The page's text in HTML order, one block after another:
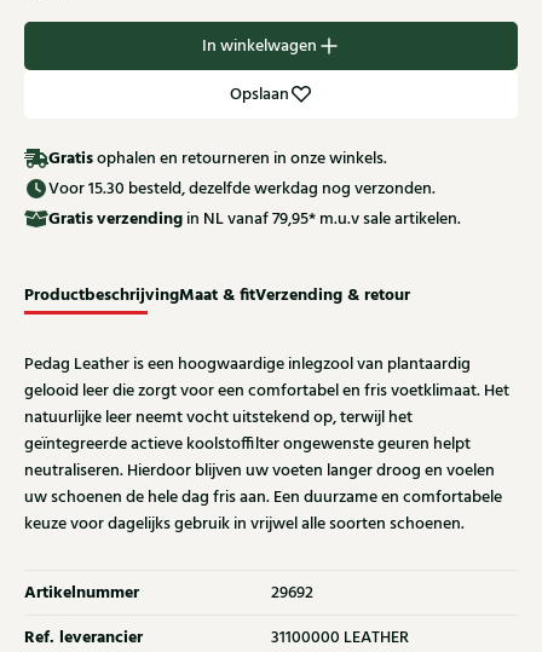
In winkelwagen
Opslaan
Gratisophalen en retourneren in onze winkels.
Voor 15.30 besteld, dezelfde werkdag nog verzonden.
Gratisverzending in NL vanaf 79,95* m.u.v sale artikelen.
ProductbeschrijvingMaat & fitVerzending & retour
Pedag Leather is een hoogwaardige inlegzool van plantaardig
gelooid leer die zorgt voor een comfortabel en fris voetklimaat. Het
natuurlijke leer neemt vocht uitstekend op, terwijl het
geïntegreerde actieve koolstoffilter ongewenste geuren helpt
neutraliseren. Hierdoor blijven uw voeten langer droog en voelen
uw schoenen de hele dag fris aan. Een duurzame en comfortabele
keuze voor dagelijks gebruik in vrijwel alle soorten schoenen.
Artikelnummer 29692
Ref. leverancier 31100000 LEATHER